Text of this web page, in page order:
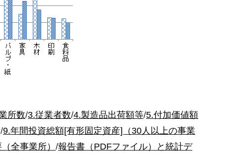
所数/3.従業者数/4.製造品出荷額等/5.付加価値額
/9.年間投資総額[有形固定資産]（30人以上の事業
全事業所） /報告書（PDFファイル）と統計デ